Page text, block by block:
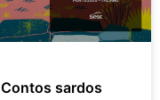
Contos sardos